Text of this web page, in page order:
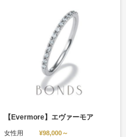
【Evermore】エヴァーモア
女性用
¥98,000～